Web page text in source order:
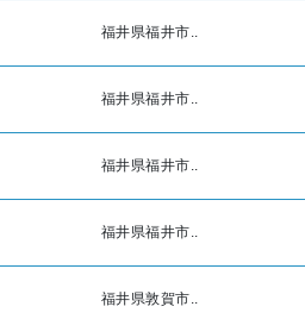
福井県福井市..
福井県福井市..
福井県福井市..
福井県福井市..
福井県敦賀市..